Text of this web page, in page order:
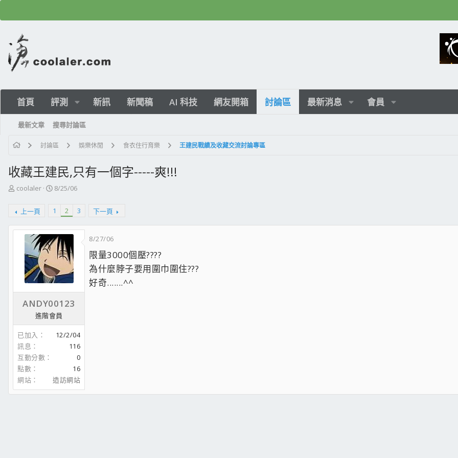
首頁 評測 新訊 新聞稿 AI 科技 網友開箱 討論區 最新消息 會員
最新文章 搜尋討論區
討論區 娛樂休閒 食衣住行育樂 王建民戰績及收藏交流討論專區
收藏王建民,只有一個字-----爽!!!
主
人
coolaler
開
日
8/25/06
上一頁 1 2 3 下一頁
ANDY00123
進階會員
已加入
12/2/04
訊息
116
互動分數
0
點數
16
網站
造訪網站
8/27/06
限量3000個壓????
為什麼脖子要用圍巾圍住???
好奇.......^^